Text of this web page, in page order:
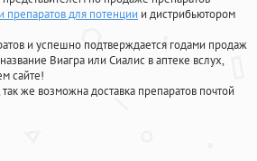
препаратов для потенции и дистрибьютором
и успешно подтверждается годами продаж
Виагра или Сиалис в аптеке вслух,
сайте!
же возможна доставка препаратов почтой